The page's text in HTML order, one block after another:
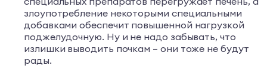
злоупотребление некоторыми специальными
добавками обеспечит повышенной нагрузкой
поджелудочную. Ну и не надо забывать, что
излишки выводить почкам – они тоже не будут
рады.